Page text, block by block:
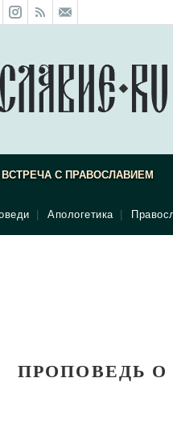
ВСТРЕЧА С ПРАВОСЛАВИЕМ
Апологетика
ПРОПОВЕДЬ